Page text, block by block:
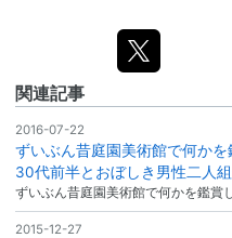
関連記事
2016-07-22
ずいぶん昔庭園美術館で何か
30代前半とおぼしき男性二人
ずいぶん昔庭園美術館で何かを鑑賞
2015-12-27